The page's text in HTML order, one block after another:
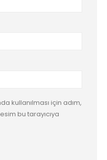
kullanılması için adım,
bu tarayıcıya